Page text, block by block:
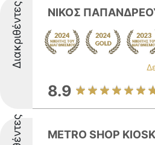
Διακριθέντες ΝΙΚΟΣ
8.9
METRO SHOP KIOSK